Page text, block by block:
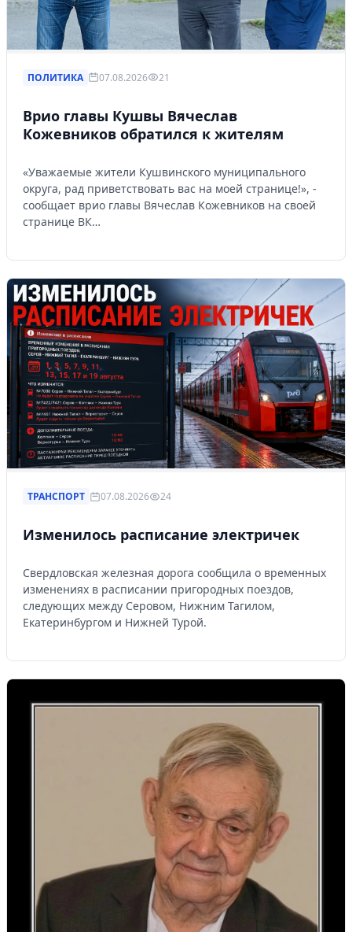
ПОЛИТИКА 07.08.2026 21
Врио главы Кушвы Вячеслав
Кожевников обратился к жителям
«Уважаемые жители Кушвинского муниципального
округа, рад приветствовать вас на моей странице!», -
сообщает врио главы Вячеслав Кожевников на своей
странице ВК…
ТРАНСПОРТ 07.08.2026 24
Изменилось расписание электричек
Свердловская железная дорога сообщила о временных
изменениях в расписании пригородных поездов,
следующих между Серовом, Нижним Тагилом,
Екатеринбургом и Нижней Турой.